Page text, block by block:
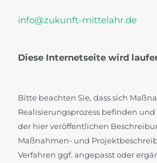
info@zukunft-mittelahr.de
Diese Internetseite wird
Bitte beachten Sie, dass sich
Realisierungsprozess befinden
der hier veröffentlichen
Maßnahmen- und
Verfahren ggf. angepasst oder